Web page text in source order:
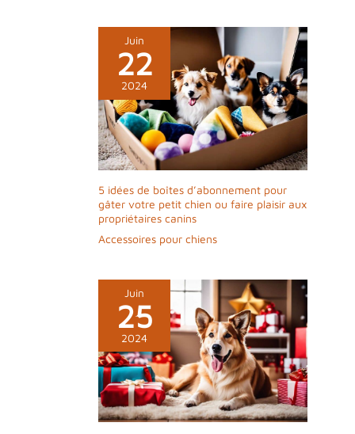
Juin
22
2024
5 idées de boîtes d’abonnement pour
gâter votre petit chien ou faire plaisir aux
propriétaires canins
Accessoires pour chiens
Juin
25
2024